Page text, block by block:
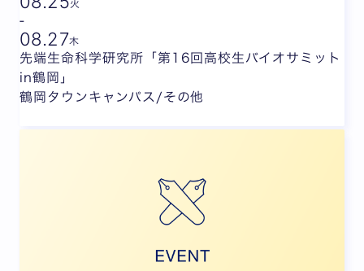
火
-
08.27木
先端生命科学研究所「第16回高校生バイオサミット
in鶴岡」
鶴岡タウンキャンパス/その他